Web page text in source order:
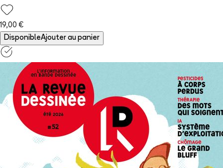
19,00 €
DisponibleAjouter au panier